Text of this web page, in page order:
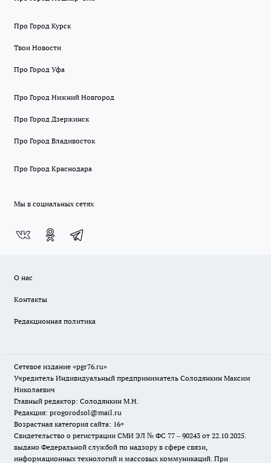
Про Город Курск
Твои Новости
Про Город Уфа
Про Город Нижний Новгород
Про Город Дзержинск
Про Город Владивосток
Про Город Краснодара
Мы в социальных сетях
О нас
Контакты
Редакционная политика
Сетевое издание «pgr76.ru»
Учредитель Индивидуальный предприниматель Солодянкин Максим
Николаевич
Главный редактор: Солодянкин М.Н.
Редакция: progorodsol@mail.ru
Возрастная категория сайта: 16+
Свидетельство о регистрации СМИ ЭЛ № ФС 77 – 90243 от 22.10.2025.
выдано Федеральной службой по надзору в сфере связи,
информационных технологий и массовых коммуникаций. При